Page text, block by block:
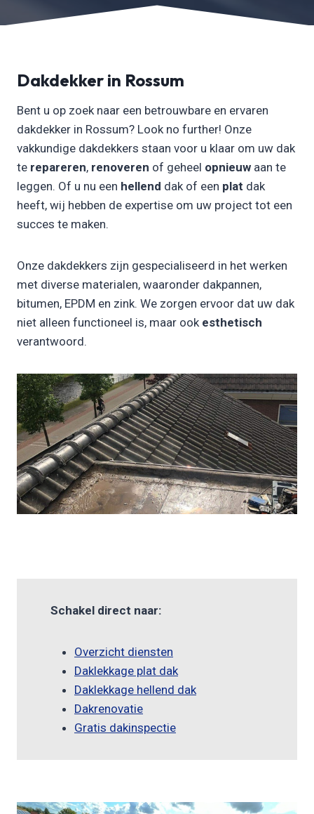
Dakdekker in Rossum
Bent u op zoek naar een betrouwbare en ervaren
dakdekker in Rossum? Look no further! Onze
vakkundige dakdekkers staan voor u klaar om uw dak
te repareren, renoveren of geheel opnieuw aan te
leggen. Of u nu een hellend dak of een plat dak
heeft, wij hebben de expertise om uw project tot een
succes te maken.
Onze dakdekkers zijn gespecialiseerd in het werken
met diverse materialen, waaronder dakpannen,
bitumen, EPDM en zink. We zorgen ervoor dat uw dak
niet alleen functioneel is, maar ook esthetisch
verantwoord.
Schakel direct naar:
Overzicht diensten
Daklekkage plat dak
Daklekkage hellend dak
Dakrenovatie
Gratis dakinspectie